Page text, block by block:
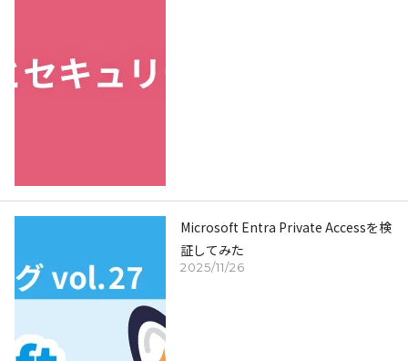
2025/11/26
Microsoft Entra Private Accessを検
証してみた